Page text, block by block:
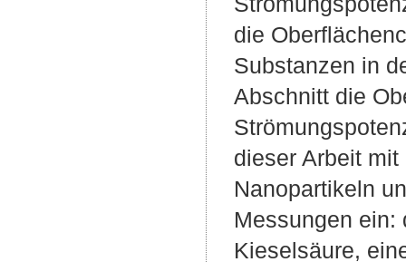
die
Substanzen in
Abschnitt die
dieser Arbeit
Nanopartikeln
Messungen ein:
Kieselsäure,